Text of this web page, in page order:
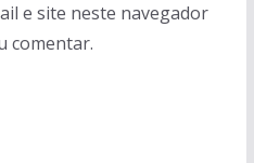
e site neste navegador
comentar.